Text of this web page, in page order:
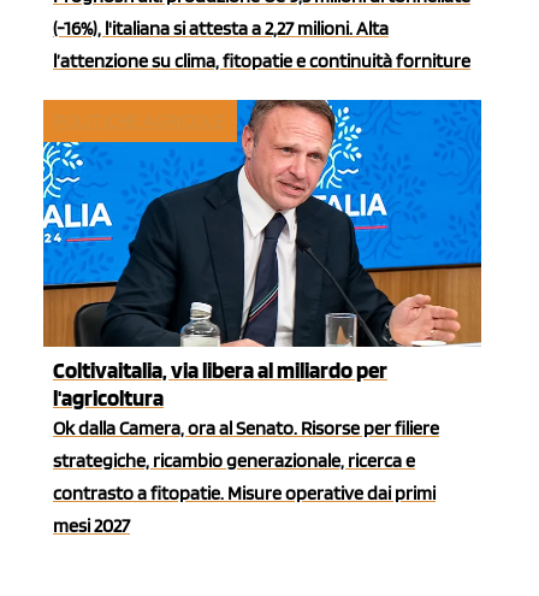
(-16%), l'italiana si attesta a 2,27 milioni. Alta
l’attenzione su clima, fitopatie e continuità forniture
Coltivaitalia, via libera al miliardo per
l'agricoltura
Ok dalla Camera, ora al Senato. Risorse per filiere
strategiche, ricambio generazionale, ricerca e
contrasto a fitopatie. Misure operative dai primi
mesi 2027